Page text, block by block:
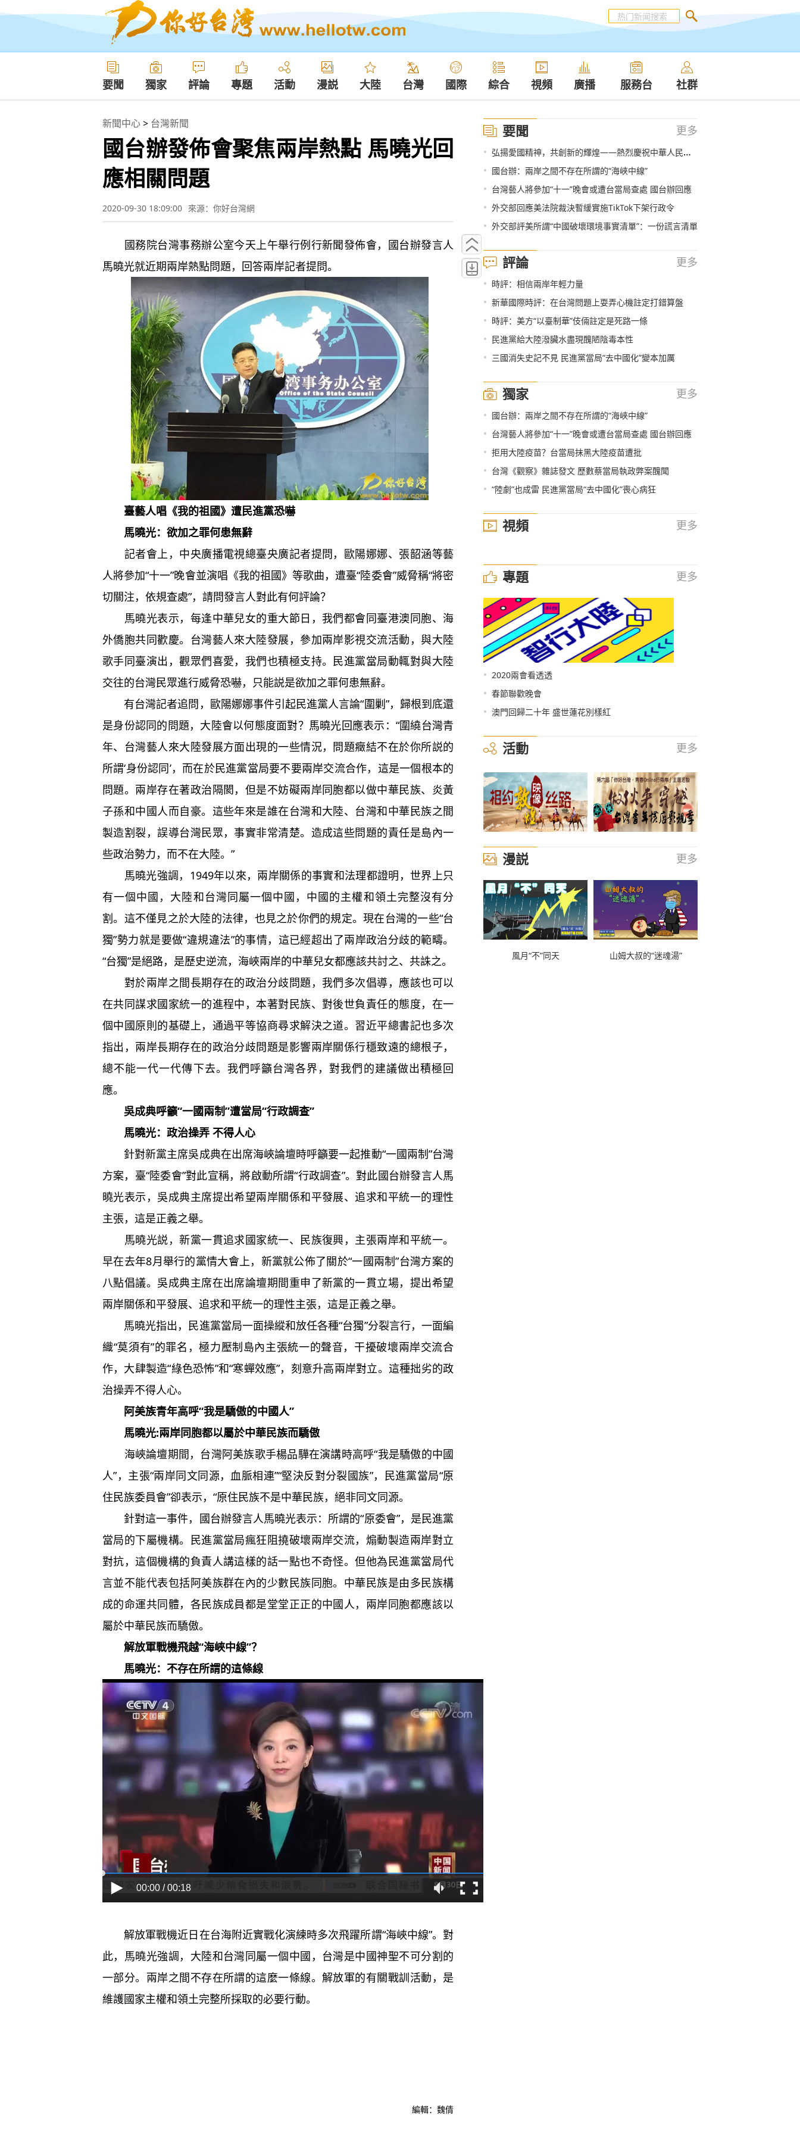
要聞 獨家 評論 專題 活動 漫説 大陸 台灣 國際 綜合 視頻 廣播 服務台 社群
新聞中心> 台灣新聞
國台辦發佈會聚焦兩岸熱點 馬曉光回
應相關問題
2020-09-30 18:09:00 來源：你好台灣網
國務院台灣事務辦公室今天上午舉行例行新聞發佈會，國台辦發言人
馬曉光就近期兩岸熱點問題，回答兩岸記者提問。
臺藝人唱《我的祖國》遭民進黨恐嚇
馬曉光：欲加之罪何患無辭
記者會上，中央廣播電視總臺央廣記者提問，歐陽娜娜、張韶涵等藝
人將參加“十一”晚會並演唱《我的祖國》等歌曲，遭臺“陸委會”威脅稱“將密
切關注，依規查處”，請問發言人對此有何評論？
馬曉光表示，每逢中華兒女的重大節日，我們都會同臺港澳同胞、海
外僑胞共同歡慶。台灣藝人來大陸發展，參加兩岸影視交流活動，與大陸
歌手同臺演出，觀眾們喜愛，我們也積極支持。民進黨當局動輒對與大陸
交往的台灣民眾進行威脅恐嚇，只能説是欲加之罪何患無辭。
有台灣記者追問，歐陽娜娜事件引起民進黨人言論“圍剿”，歸根到底還
是身份認同的問題，大陸會以何態度面對？馬曉光回應表示：“圍繞台灣青
年、台灣藝人來大陸發展方面出現的一些情況，問題癥結不在於你所説的
所謂‘身份認同’，而在於民進黨當局要不要兩岸交流合作，這是一個根本的
問題。兩岸存在著政治隔閡，但是不妨礙兩岸同胞都以做中華民族、炎黃
子孫和中國人而自豪。這些年來是誰在台灣和大陸、台灣和中華民族之間
製造割裂，誤導台灣民眾，事實非常清楚。造成這些問題的責任是島內一
些政治勢力，而不在大陸。”
馬曉光強調，1949年以來，兩岸關係的事實和法理都證明，世界上只
有一個中國，大陸和台灣同屬一個中國，中國的主權和領土完整沒有分
割。這不僅見之於大陸的法律，也見之於你們的規定。現在台灣的一些“台
獨”勢力就是要做“違規違法”的事情，這已經超出了兩岸政治分歧的範疇。
“台獨”是絕路，是歷史逆流，海峽兩岸的中華兒女都應該共討之、共誅之。
對於兩岸之間長期存在的政治分歧問題，我們多次倡導，應該也可以
在共同謀求國家統一的進程中，本著對民族、對後世負責任的態度，在一
個中國原則的基礎上，通過平等協商尋求解決之道。習近平總書記也多次
指出，兩岸長期存在的政治分歧問題是影響兩岸關係行穩致遠的總根子，
總不能一代一代傳下去。我們呼籲台灣各界，對我們的建議做出積極回
應。
吳成典呼籲“一國兩制”遭當局“行政調查”
馬曉光：政治操弄 不得人心
針對新黨主席吳成典在出席海峽論壇時呼籲要一起推動“一國兩制”台灣
方案，臺“陸委會”對此宣稱，將啟動所謂“行政調查”。對此國台辦發言人馬
曉光表示，吳成典主席提出希望兩岸關係和平發展、追求和平統一的理性
主張，這是正義之舉。
馬曉光説，新黨一貫追求國家統一、民族復興，主張兩岸和平統一。
早在去年8月舉行的黨情大會上，新黨就公佈了關於“一國兩制”台灣方案的
八點倡議。吳成典主席在出席論壇期間重申了新黨的一貫立場，提出希望
兩岸關係和平發展、追求和平統一的理性主張，這是正義之舉。
馬曉光指出，民進黨當局一面操縱和放任各種“台獨”分裂言行，一面編
織“莫須有”的罪名，極力壓制島內主張統一的聲音，干擾破壞兩岸交流合
作，大肆製造“綠色恐怖”和“寒蟬效應”，刻意升高兩岸對立。這種拙劣的政
治操弄不得人心。
阿美族青年高呼“我是驕傲的中國人”
馬曉光:兩岸同胞都以屬於中華民族而驕傲
海峽論壇期間，台灣阿美族歌手楊品驊在演講時高呼“我是驕傲的中國
人”，主張“兩岸同文同源，血脈相連”“堅決反對分裂國族”，民進黨當局“原
住民族委員會”卻表示，“原住民族不是中華民族，絕非同文同源。
針對這一事件，國台辦發言人馬曉光表示：所謂的“原委會”，是民進黨
當局的下屬機構。民進黨當局瘋狂阻撓破壞兩岸交流，煽動製造兩岸對立
對抗，這個機構的負責人講這樣的話一點也不奇怪。但他為民進黨當局代
言並不能代表包括阿美族群在內的少數民族同胞。中華民族是由多民族構
成的命運共同體，各民族成員都是堂堂正正的中國人，兩岸同胞都應該以
屬於中華民族而驕傲。
解放軍戰機飛越“海峽中線”？
馬曉光：不存在所謂的這條線
00:00 / 00:18
解放軍戰機近日在台海附近實戰化演練時多次飛躍所謂“海峽中線”。對
此，馬曉光強調，大陸和台灣同屬一個中國，台灣是中國神聖不可分割的
一部分。兩岸之間不存在所謂的這麼一條線。解放軍的有關戰訓活動，是
維護國家主權和領土完整所採取的必要行動。
編輯：魏倩
要聞 更多
• 弘揚愛國精神，共創新的輝煌——熱烈慶祝中華人民共和國成立71週年
• 國台辦：兩岸之間不存在所謂的“海峽中線”
• 台灣藝人將參加“十一”晚會或遭台當局查處 國台辦回應
• 外交部回應美法院裁決暫緩實施TikTok下架行政令
• 外交部評美所謂“中國破壞環境事實清單”：一份謊言清單
評論 更多
• 時評：相信兩岸年輕力量
• 新華國際時評：在台灣問題上耍弄心機註定打錯算盤
• 時評：美方“以臺制華”伎倆註定是死路一條
• 民進黨給大陸潑臟水盡現醜陋陰毒本性
• 三國消失史記不見 民進黨當局“去中國化”變本加厲
獨家 更多
• 國台辦：兩岸之間不存在所謂的“海峽中線”
• 台灣藝人將參加“十一”晚會或遭台當局查處 國台辦回應
• 拒用大陸疫苗？台當局抹黑大陸疫苗遭批
• 台灣《觀察》雜誌發文 歷數蔡當局執政弊案醜聞
• “陸劇”也成雷 民進黨當局“去中國化”喪心病狂
視頻 更多
專題 更多
• 2020兩會看透透
• 春節聯歡晚會
• 澳門回歸二十年 盛世蓮花別樣紅
活動 更多
漫説 更多
風月“不”同天 山姆大叔的“迷魂湯”